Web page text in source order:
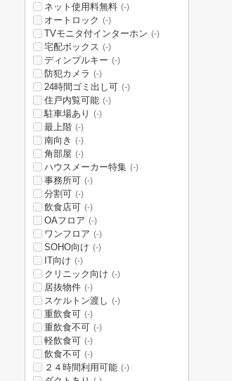
ネット使用料無料 (-)
オートロック (-)
TVモニタ付インターホン (-)
宅配ボックス (-)
ディンプルキー (-)
防犯カメラ (-)
24時間ゴミ出し可 (-)
住戸内覧可能 (-)
駐車場あり (-)
最上階 (-)
南向き (-)
角部屋 (-)
ハウスメーカー特集 (-)
事務所可 (-)
分割可 (-)
飲食店可 (-)
OAフロア (-)
ワンフロア (-)
SOHO向け (-)
IT向け (-)
クリニック向け (-)
居抜物件 (-)
スケルトン渡し (-)
重飲食可 (-)
重飲食不可 (-)
軽飲食可 (-)
飲食不可 (-)
２４時間利用可能 (-)